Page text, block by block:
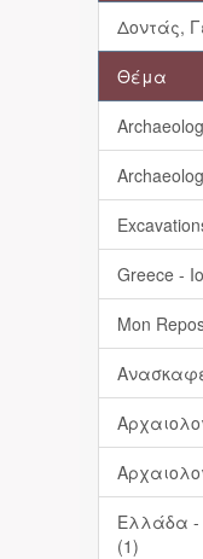
Δοντάς,
Θέμα
Greece -
Mon
Ελλάδα -
(1)